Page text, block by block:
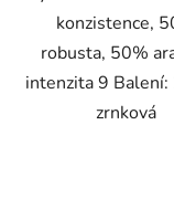
konzistence,
robusta, 50%
intenzita 9
zrnková